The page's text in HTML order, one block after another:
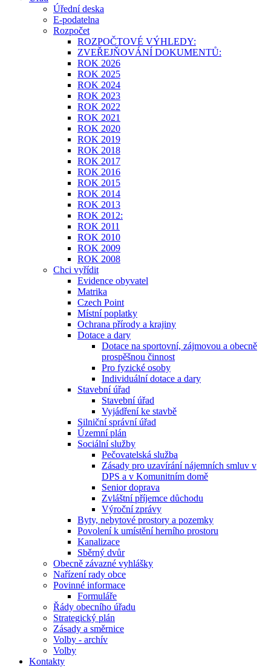
Úřední deska
E-podatelna
Rozpočet
ROZPOČTOVÉ VÝHLEDY:
ZVEŘEJŇOVÁNÍ DOKUMENTŮ:
ROK 2026
ROK 2025
ROK 2024
ROK 2023
ROK 2022
ROK 2021
ROK 2020
ROK 2019
ROK 2018
ROK 2017
ROK 2016
ROK 2015
ROK 2014
ROK 2013
ROK 2012:
ROK 2011
ROK 2010
ROK 2009
ROK 2008
Chci vyřídit
Evidence obyvatel
Matrika
Czech Point
Místní poplatky
Ochrana přírody a krajiny
Dotace a dary
Dotace na sportovní, zájmovou a obecně
prospěšnou činnost
Pro fyzické osoby
Individuální dotace a dary
Stavební úřad
Stavební úřad
Vyjádření ke stavbě
Silniční správní úřad
Územní plán
Sociální služby
Pečovatelská služba
Zásady pro uzavírání nájemních smluv v
DPS a v Komunitním domě
Senior doprava
Zvláštní příjemce důchodu
Výroční zprávy
Byty, nebytové prostory a pozemky
Povolení k umístění herního prostoru
Kanalizace
Sběrný dvůr
Obecně závazné vyhlášky
Nařízení rady obce
Povinné informace
Formuláře
Řády obecního úřadu
Strategický plán
Zásady a směrnice
Volby - archív
Volby
Kontakty